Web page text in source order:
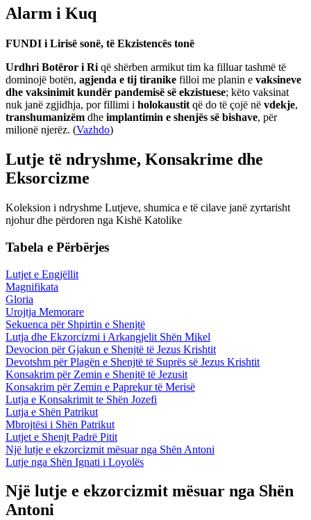
Alarm i Kuq
FUNDI i Lirisë sonë, të Ekzistencës tonë
Urdhri Botëror i Ri që shërben armikut tim ka filluar tashmë të
dominojë botën, agjenda e tij tiranike filloi me planin e vaksineve
dhe vaksinimit kundër pandemisë së ekzistuese; këto vaksinat
nuk janë zgjidhja, por fillimi i holokaustit që do të çojë në vdekje,
transhumanizëm dhe implantimin e shenjës së bishave, për
milionë njerëz. (Vazhdo)
Lutje të ndryshme, Konsakrime dhe
Eksorcizme
Koleksion i ndryshme Lutjeve, shumica e të cilave janë zyrtarisht
njohur dhe përdoren nga Kishë Katolike
Tabela e Përbërjes
Lutjet e Engjëllit
Magnifikata
Gloria
Urojtja Memorare
Sekuenca për Shpirtin e Shenjtë
Lutja dhe Ekzorcizmi i Arkangjelit Shën Mikel
Devocion për Gjakun e Shenjtë të Jezus Krishtit
Devotshm për Plagën e Shenjtë të Suprës së Jezus Krishtit
Konsakrim për Zemin e Shenjtë të Jezusit
Konsakrim për Zemin e Paprekur të Merisë
Lutja e Konsakrimit te Shën Jozefi
Lutja e Shën Patrikut
Mbrojtësi i Shën Patrikut
Lutjet e Shenjt Padrë Pitit
Një lutje e ekzorcizmit mësuar nga Shën Antoni
Lutje nga Shën Ignati i Loyolës
Një lutje e ekzorcizmit mësuar nga Shën
Antoni